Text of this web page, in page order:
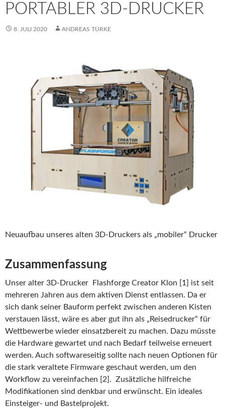
PORTABLER 3D-DRUCKER
8. JULI 2020 ANDREAS TÜRKE
Neuaufbau unseres alten 3D-Druckers als „mobiler“ Drucker
Zusammenfassung
Unser alter 3D-Drucker Flashforge Creator Klon [1] ist seit
mehreren Jahren aus dem aktiven Dienst entlassen. Da er
sich dank seiner Bauform perfekt zwischen anderen Kisten
verstauen lässt, wäre es aber gut ihn als „Reisedrucker“ für
Wettbewerbe wieder einsatzbereit zu machen. Dazu müsste
die Hardware gewartet und nach Bedarf teilweise erneuert
werden. Auch softwareseitig sollte nach neuen Optionen für
die stark veraltete Firmware geschaut werden, um den
Workflow zu vereinfachen [2]. Zusätzliche hilfreiche
Modifikationen sind denkbar und erwünscht. Ein ideales
Einsteiger- und Bastelprojekt.